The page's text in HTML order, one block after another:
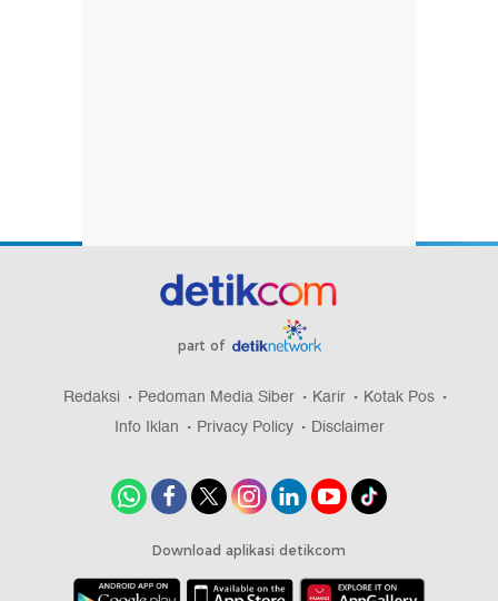
part of
Redaksi Pedoman Media Siber Karir
Kotak Pos
Info Iklan
Privacy Policy Disclaimer
Download aplikasi detikcom